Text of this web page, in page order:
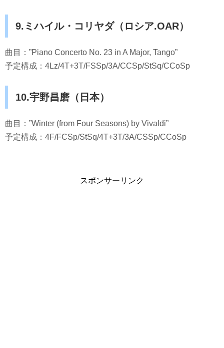
9.ミハイル・コリヤダ（ロシア.OAR）
曲目：”Piano Concerto No. 23 in A Major, Tango”
予定構成：4Lz/4T+3T/FSSp/3A/CCSp/StSq/CCoSp
10.宇野昌磨（日本）
曲目：”Winter (from Four Seasons) by Vivaldi”
予定構成：4F/FCSp/StSq/4T+3T/3A/CSSp/CCoSp
スポンサーリンク